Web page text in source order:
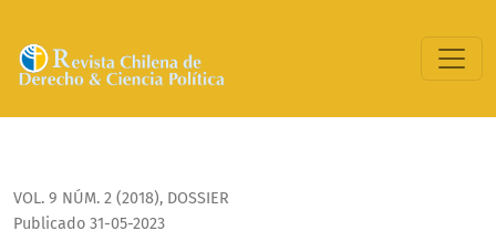
VOL. 9 NÚM. 2 (2018), DOSSIER
Publicado 31-05-2023